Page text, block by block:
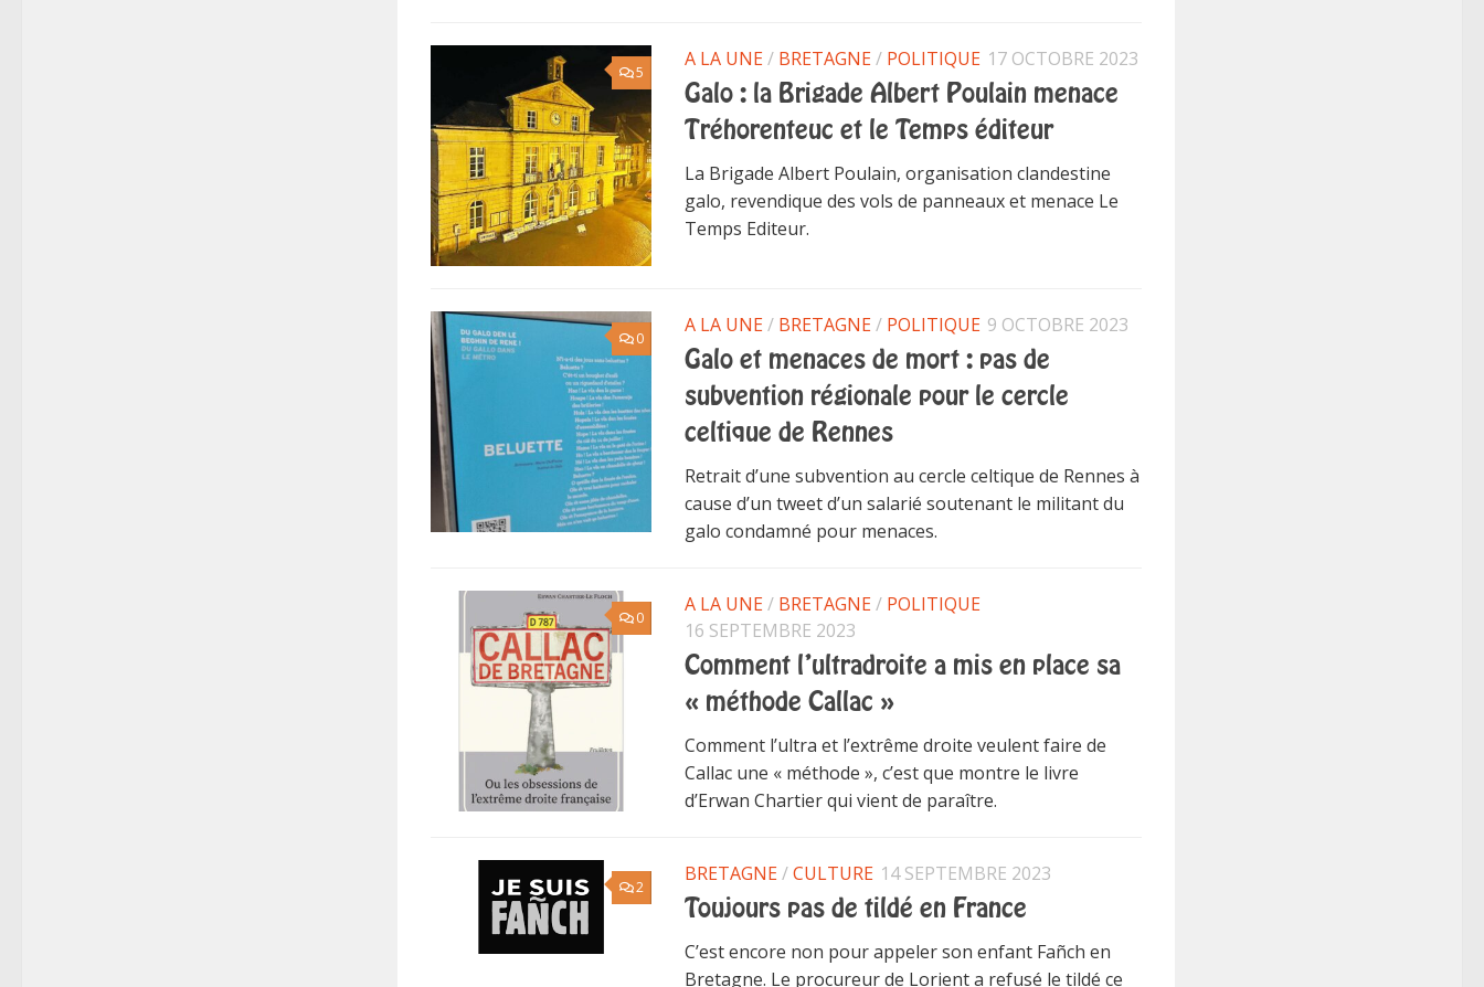
5
A LA UNE/ BRETAGNE/ POLITIQUE 17 OCTOBRE 2023
Galo : la Brigade Albert Poulain menace
Tréhorenteuc et le Temps éditeur
La Brigade Albert Poulain, organisation clandestine
galo, revendique des vols de panneaux et menace Le
Temps Editeur.
0
A LA UNE/ BRETAGNE/ POLITIQUE 9 OCTOBRE 2023
Galo et menaces de mort : pas de
subvention régionale pour le cercle
celtique de Rennes
Retrait d’une subvention au cercle celtique de Rennes à
cause d’un tweet d’un salarié soutenant le militant du
galo condamné pour menaces.
0
A LA UNE/ BRETAGNE/ POLITIQUE
16 SEPTEMBRE 2023
Comment l’ultradroite a mis en place sa
« méthode Callac »
Comment l’ultra et l’extrême droite veulent faire de
Callac une « méthode », c’est que montre le livre
d’Erwan Chartier qui vient de paraître.
2
BRETAGNE/CULTURE 14 SEPTEMBRE 2023
Toujours pas de tildé en France
C’est encore non pour appeler son enfant Fañch en
Bretagne. Le procureur de Lorient a refusé le tildé ce